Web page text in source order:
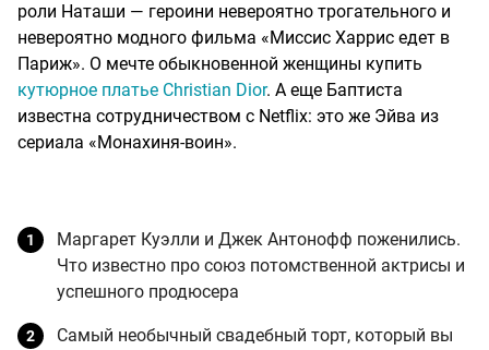
роли Наташи — героини невероятно трогательного и
невероятно модного фильма «Миссис Харрис едет в
Париж». О мечте обыкновенной женщины купить
кутюрное платье Christian Dior. А еще Баптиста
известна сотрудничеством с Netflix: это же Эйва из
сериала «Монахиня-воин».
Маргарет Куэлли и Джек Антонофф поженились.
Что известно про союз потомственной актрисы и
успешного продюсера
Самый необычный свадебный торт, который вы